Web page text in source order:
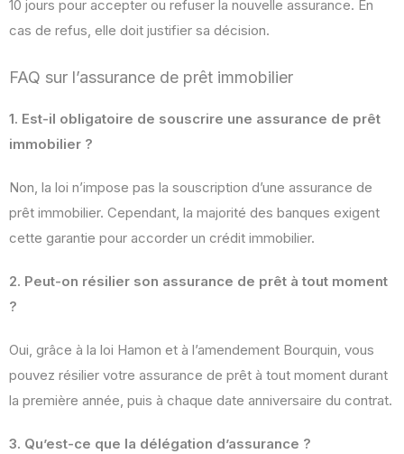
10 jours pour accepter ou refuser la nouvelle assurance. En
cas de refus, elle doit justifier sa décision.
FAQ sur l’assurance de prêt immobilier
1. Est-il obligatoire de souscrire une assurance de prêt
immobilier ?
Non, la loi n’impose pas la souscription d’une assurance de
prêt immobilier. Cependant, la majorité des banques exigent
cette garantie pour accorder un crédit immobilier.
2. Peut-on résilier son assurance de prêt à tout moment
?
Oui, grâce à la loi Hamon et à l’amendement Bourquin, vous
pouvez résilier votre assurance de prêt à tout moment durant
la première année, puis à chaque date anniversaire du contrat.
3. Qu’est-ce que la délégation d’assurance ?